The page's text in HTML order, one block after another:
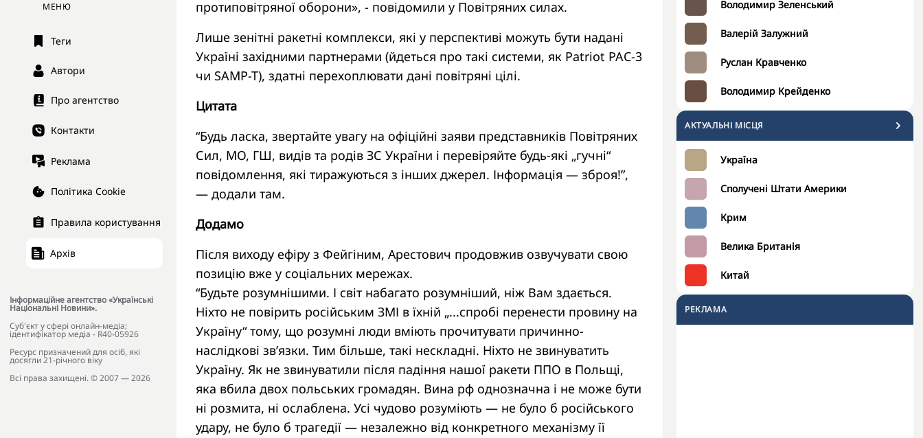
МЕНЮ
Теги
Автори
Про агентство
Контакти
Реклама
Політика Cookie
Правила користування
Архів
Інформаційне агентство «Українські
Національні Новини».
Cуб'єкт у сфері онлайн-медіа;
ідентифікатор медіа - R40-05926
Ресурс призначений для осіб, які
досягли 21-річного віку
Всі права захищені. © 2007 — 2026
Володимир Зеленський
Валерій Залужний
Руслан Кравченко
Володимир Крейденко
АКТУАЛЬНІ МІСЦЯ
Україна
Сполучені Штати Америки
Крим
Велика Британія
Китай
РЕКЛАМА
протиповітряної оборони», - повідомили у Повітряних силах.
Лише зенітні ракетні комплекси, які у перспективі можуть бути надані
Україні західними партнерами (йдеться про такі системи, як Patriot PAC-3
чи SAMP-T), здатні перехоплювати дані повітряні цілі.
Цитата
“Будь ласка, звертайте увагу на офіційні заяви представників Повітряних
Сил, МО, ГШ, видів та родів ЗС України і перевіряйте будь-які „гучні“
повідомлення, які тиражуються з інших джерел. Інформація — зброя!”,
— додали там.
Додамо
Після виходу ефіру з Фейгіним, Арестович продовжив озвучувати свою
позицію вже у соціальних мережах.
“Будьте розумнішими. І світ набагато розумніший, ніж Вам здається.
Ніхто не повірить російським ЗМІ в їхній „...спробі перенести провину на
Україну“ тому, що розумні люди вміють прочитувати причинно-
наслідкові зв’язки. Тим більше, такі нескладні. Ніхто не звинуватить
Україну. Як не звинуватили після падіння нашої ракети ППО в Польщі,
яка вбила двох польських громадян. Вина рф однозначна і не може бути
ні розмита, ні ослаблена. Усі чудово розуміють — не було б російського
удару, не було б трагедії — незалежно від конкретного механізму її